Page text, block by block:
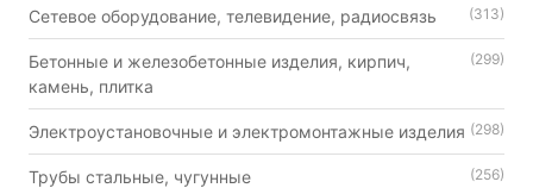
Сетевое оборудование, телевидение, радиосвязь (313)
Бетонные и железобетонные изделия, кирпич,
камень, плитка
(299)
Электроустановочные и электромонтажные изделия (298)
Трубы стальные, чугунные (256)